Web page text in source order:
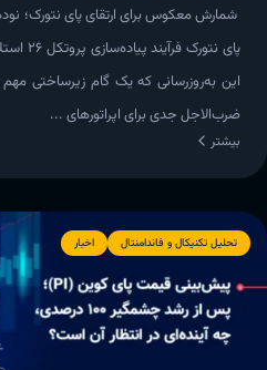
پای
این به‌روزرسانی که یک گام زیرساختی
ضرب‌الاجل جدی برای اپراتورهای ...
بیشتر
تحلیل تکنیکال و فاندامنتال اخبار